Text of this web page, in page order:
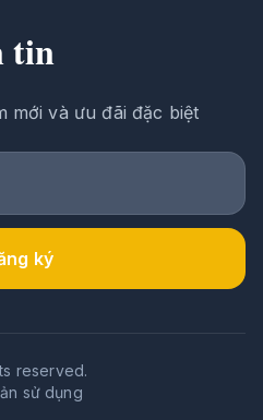
tin
mới và ưu đãi đặc biệt
ký
reserved.
sử dụng